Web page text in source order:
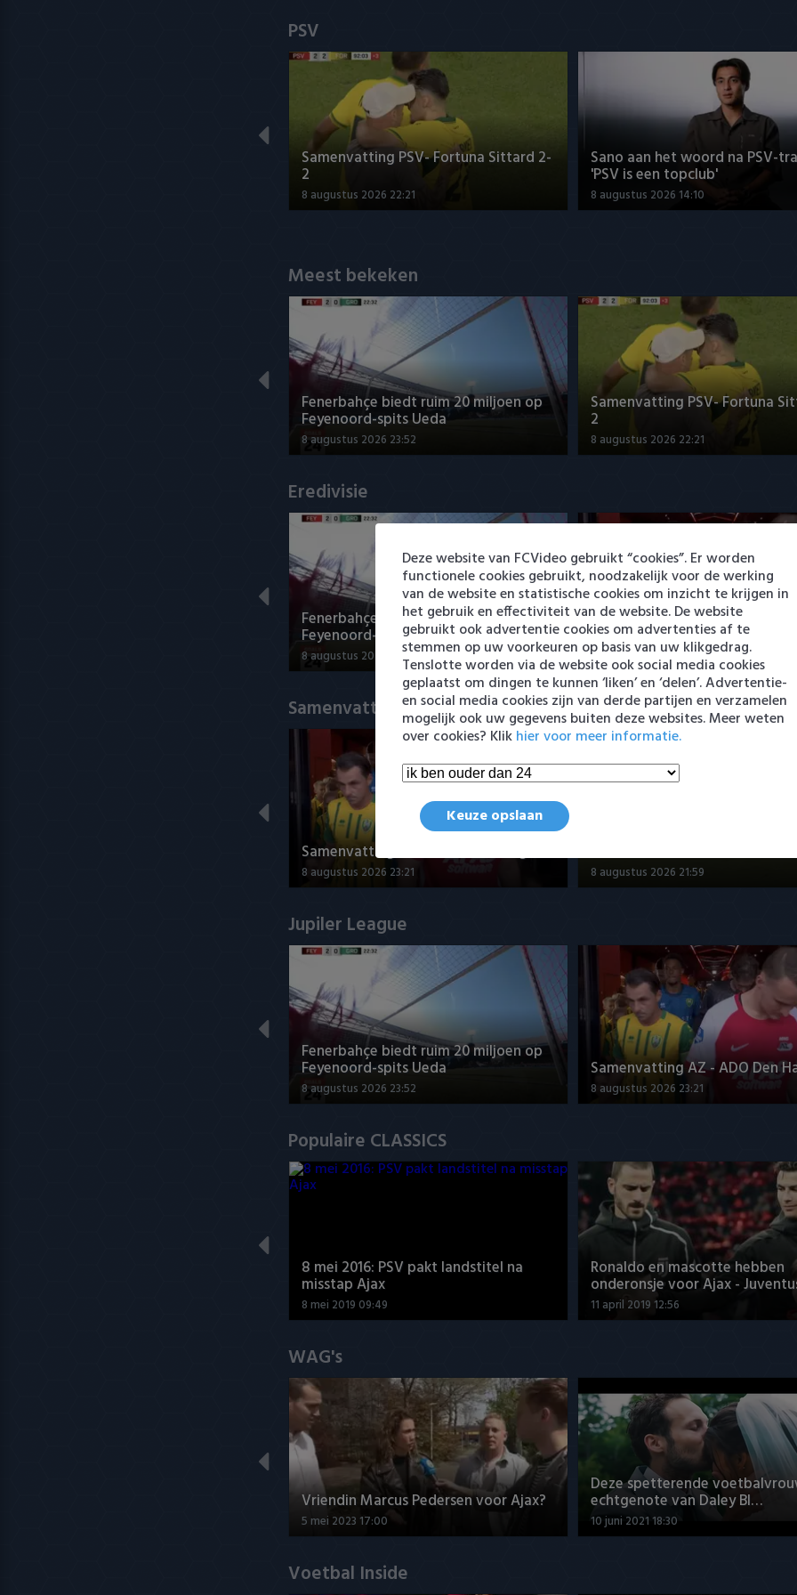
PSV
Samenvatting PSV- Fortuna Sittard 2-
2
8 augustus 2026 22:21
Sano aan het woord na PSV-
'PSV is een topclub'
8 augustus 2026 14:10
Meest bekeken
Fenerbahçe biedt ruim 20 miljoen op
Feyenoord-spits Ueda
8 augustus 2026 23:52
Samenvatting PSV- Fortuna
2
8 augustus 2026 22:21
Eredivisie
Fenerbahçe biedt ruim 20 miljoen op
Feyenoord-spits Ueda
8 augustus 2026 23:52
Samenvatting AZ - ADO Den
8 augustus 2026 23:21
Samenvattingen Eredivisie
Samenvatting AZ - ADO Den Haag 2-0
8 augustus 2026 23:21
Willem II 4-1
8 augustus 2026 21:59
Jupiler League
Fenerbahçe biedt ruim 20 miljoen op
Feyenoord-spits Ueda
8 augustus 2026 23:52
Samenvatting AZ - ADO Den
8 augustus 2026 23:21
Populaire CLASSICS
8 mei 2016: PSV pakt landstitel na
misstap Ajax
8 mei 2019 09:49
Ronaldo en mascotte hebben
onderonsje voor Ajax -
11 april 2019 12:56
WAG's
Vriendin Marcus Pedersen voor Ajax?
5 mei 2023 17:00
Deze spetterende
echtgenote van Daley Bl…
10 juni 2021 18:30
Voetbal Inside
Deze website van FCVideo gebruikt “cookies”. Er worden
functionele cookies gebruikt, noodzakelijk voor de werking
van de website en statistische cookies om inzicht te krijgen in
het gebruik en effectiviteit van de website. De website
gebruikt ook advertentie cookies om advertenties af te
stemmen op uw voorkeuren op basis van uw klikgedrag.
Tenslotte worden via de website ook social media cookies
geplaatst om dingen te kunnen ‘liken’ en ‘delen’. Advertentie-
en social media cookies zijn van derde partijen en verzamelen
mogelijk ook uw gegevens buiten deze websites. Meer weten
over cookies? Klikhier voor meer informatie.
Keuze opslaan